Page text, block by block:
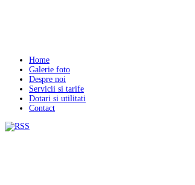
Home
Galerie foto
Despre noi
Servicii si tarife
Dotari si utilitati
Contact